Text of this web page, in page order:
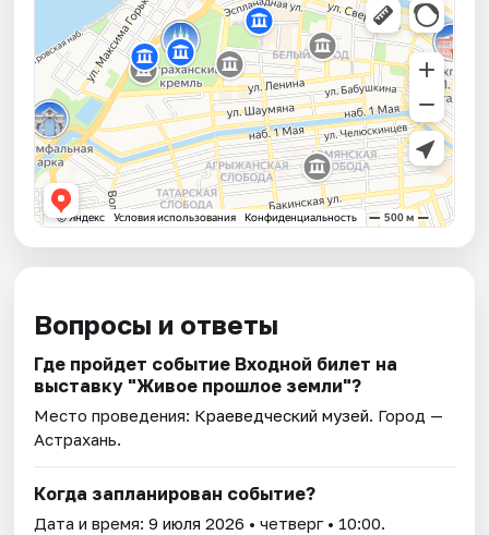
Вопросы и ответы
Где пройдет событие Входной билет на
выставку "Живое прошлое земли"?
Место проведения: Краеведческий музей. Город —
Астрахань.
Когда запланирован событие?
Дата и время:9 июля 2026 • четверг • 10:00.